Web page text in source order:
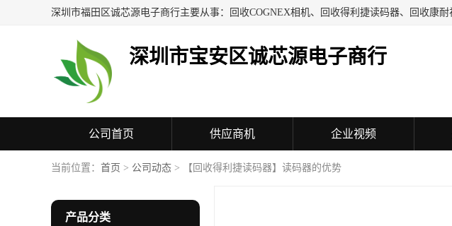
深圳市宝安区诚芯源电子商行
公司首页 供应商机 企业视频
联系方式
当前位置： 首页 > 公司动态 > 【回收得利捷读码器】读码器的优势
产品分类